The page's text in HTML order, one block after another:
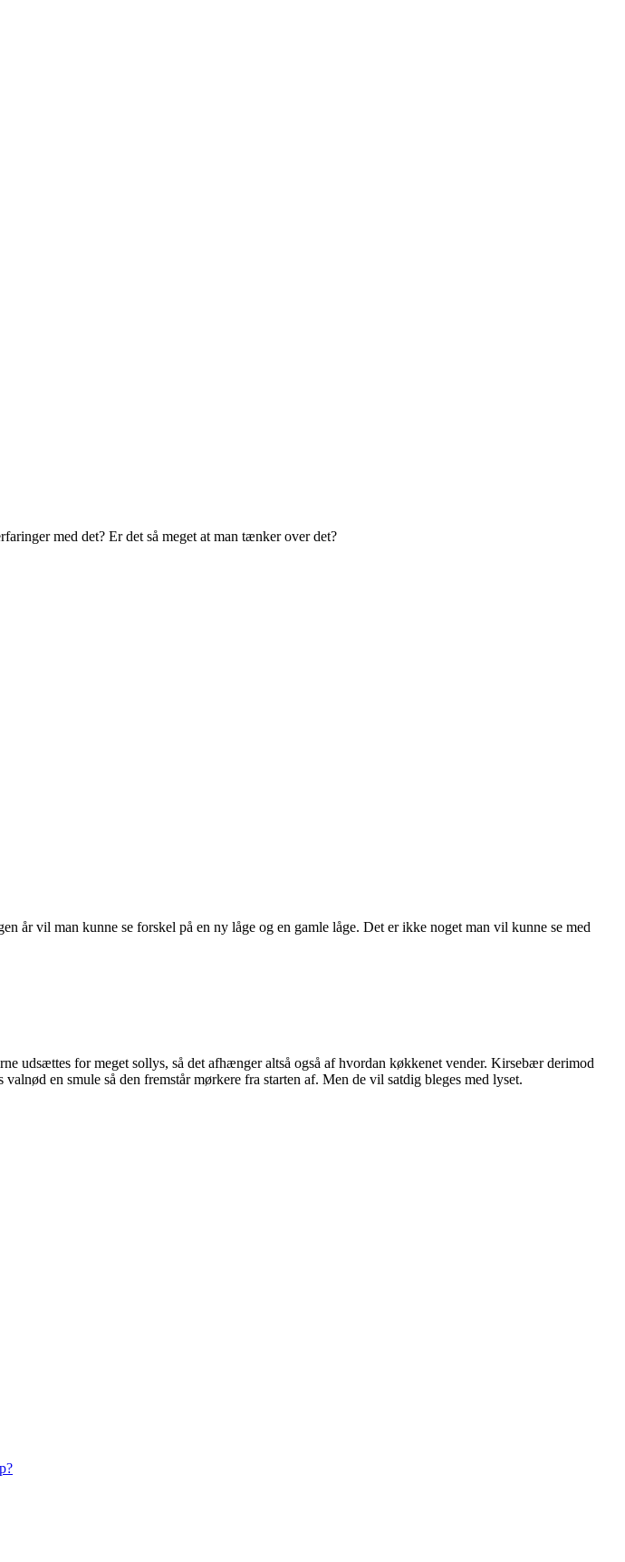
med det? Er det så meget at man tænker over det?
år vil man kunne se forskel på en ny låge og en gamle låge. Det er ikke noget man vil kunne se med
udsættes for meget sollys, så det afhænger altså også af hvordan køkkenet vender. Kirsebær derimod
en smule så den fremstår mørkere fra starten af. Men de vil satdig bleges med lyset.